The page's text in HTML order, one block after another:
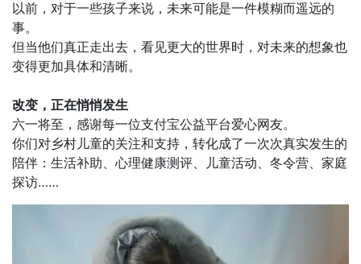
以前，对于一些孩子来说，未来可能是一件模糊而遥远的
事。
但当他们真正走出去，看见更大的世界时，对未来的想象也
变得更加具体和清晰。
改变，正在悄悄发生
六一将至，感谢每一位支付宝公益平台爱心网友。
你们对乡村儿童的关注和支持，转化成了一次次真实发生的
陪伴：生活补助、心理健康测评、儿童活动、冬令营、家庭
探访……